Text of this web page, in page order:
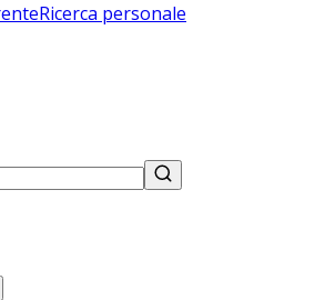
Ricerca personale